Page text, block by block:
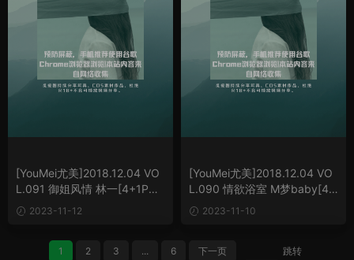
[YouMei尤美]2018.12.04 VO
L.091 御姐风情 林一[4+1P／
5.87M]
2023-11-12
[YouMei尤美]2018.12.04 VO
L.090 情欲浴室 M梦baby[4+
1P／6.50M]
2023-11-10
1 2 3 ... 6 下一页 跳转